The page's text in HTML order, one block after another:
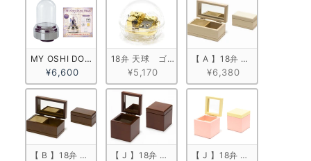
MY OSHI DOME ORGEL
¥6,600
18弁 天球　ゴールド
¥5,170
【 A 】18弁 白木箱角形
¥6,380
【 B 】18弁 塗装箱角形（小）【 J 】18弁 キューブボックス【 J 】18弁 キューブボック